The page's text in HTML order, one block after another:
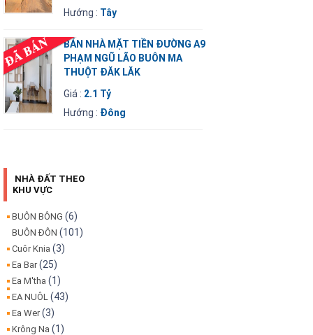
Hướng : Tây
BÁN NHÀ MẶT TIỀN ĐƯỜNG A9
PHẠM NGŨ LÃO BUÔN MA
THUỘT ĐĂK LĂK
Giá : 2.1 Tỷ
Hướng : Đông
NHÀ ĐẤT THEO
KHU VỰC
BUÔN BÔNG (6)
BUÔN ĐÔN (101)
Cuôr Knia (3)
Ea Bar(25)
Ea M'tha (1)
EA NUÔL (43)
Ea Wer(3)
Krông Na (1)